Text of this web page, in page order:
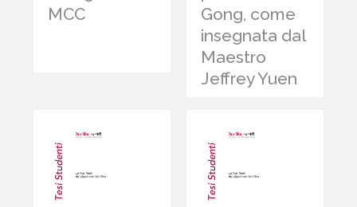
MCC
Gong, come
insegnata dal
Maestro
Jeffrey Yuen